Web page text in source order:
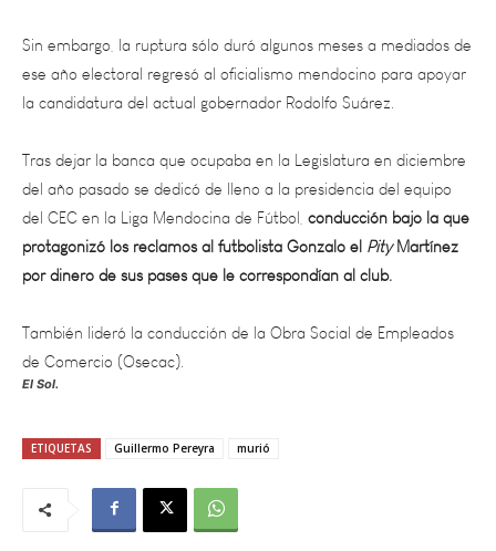
ese año electoral regresó al oficialismo mendocino para apoyar
la candidatura del actual gobernador Rodolfo Suárez.
Tras dejar la banca que ocupaba en la Legislatura en diciembre
del año pasado se dedicó de lleno a la presidencia del equipo
del CEC en la Liga Mendocina de Fútbol,conducción bajo la que
protagonizó los reclamos al futbolista Gonzalo elPityMartínez
por dinero de sus pases que le correspondían al club.
También lideró la conducción de la Obra Social de Empleados
de Comercio (Osecac).
El Sol.
ETIQUETAS Guillermo Pereyra murió